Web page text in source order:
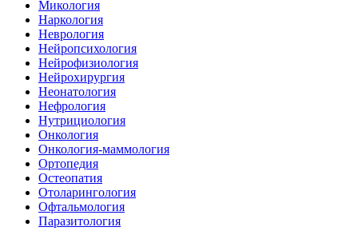
Микология
Наркология
Неврология
Нейропсихология
Нейрофизиология
Нейрохирургия
Неонатология
Нефрология
Нутрициология
Онкология
Онкология-маммология
Ортопедия
Остеопатия
Отоларингология
Офтальмология
Паразитология